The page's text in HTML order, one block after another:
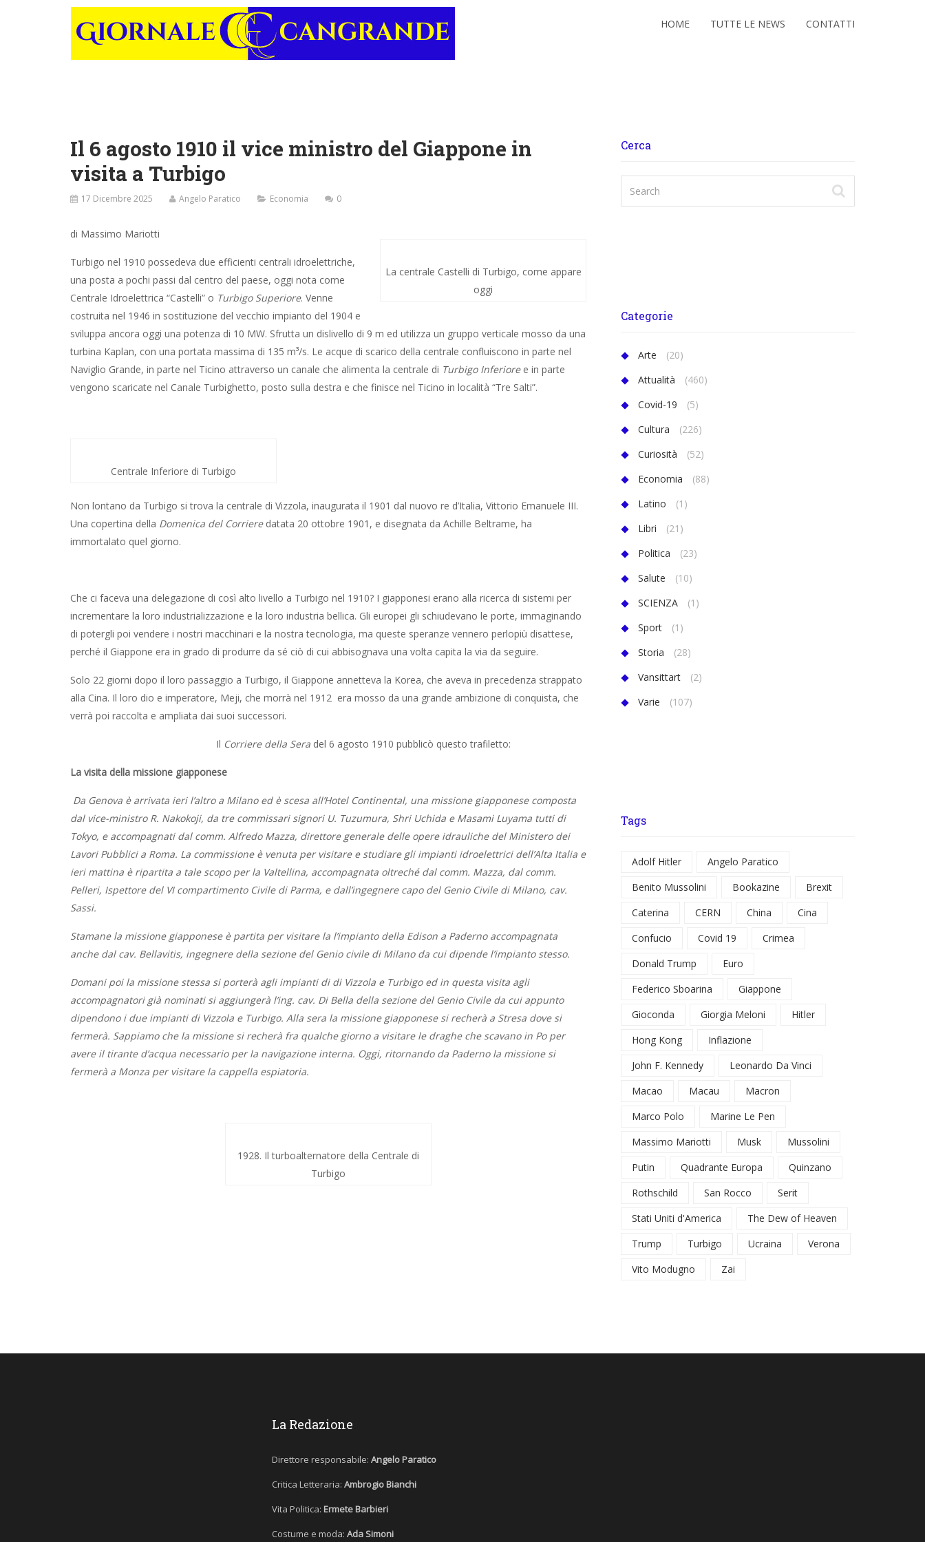
HOME TUTTE LE NEWS CONTATTI
Il 6 agosto 1910 il vice ministro del Giappone in
visita a Turbigo
17 Dicembre 2025 Angelo Paratico Economia 0
La centrale Castelli di Turbigo, come appare
oggi
di Massimo Mariotti
Turbigo nel 1910 possedeva due efficienti centrali idroelettriche,
una posta a pochi passi dal centro del paese, oggi nota come
Centrale Idroelettrica “Castelli” o Turbigo Superiore. Venne
costruita nel 1946 in sostituzione del vecchio impianto del 1904 e
sviluppa ancora oggi una potenza di 10 MW. Sfrutta un dislivello di 9 m ed utilizza un gruppo verticale mosso da una
turbina Kaplan, con una portata massima di 135 m³/s. Le acque di scarico della centrale confluiscono in parte nel
Naviglio Grande, in parte nel Ticino attraverso un canale che alimenta la centrale di Turbigo Inferioree in parte
vengono scaricate nel Canale Turbighetto, posto sulla destra e che finisce nel Ticino in località “Tre Salti”.
Centrale Inferiore di Turbigo
Non lontano da Turbigo si trova la centrale di Vizzola, inaugurata il 1901 dal nuovo re d’Italia, Vittorio Emanuele III.
Una copertina della Domenica del Corriere datata 20 ottobre 1901, e disegnata da Achille Beltrame, ha
immortalato quel giorno.
Che ci faceva una delegazione di così alto livello a Turbigo nel 1910? I giapponesi erano alla ricerca di sistemi per
incrementare la loro industrializzazione e la loro industria bellica. Gli europei gli schiudevano le porte, immaginando
di potergli poi vendere i nostri macchinari e la nostra tecnologia, ma queste speranze vennero perlopiù disattese,
perché il Giappone era in grado di produrre da sé ciò di cui abbisognava una volta capita la via da seguire.
Solo 22 giorni dopo il loro passaggio a Turbigo, il Giappone annetteva la Korea, che aveva in precedenza strappato
alla Cina. Il loro dio e imperatore, Meji, che morrà nel 1912 era mosso da una grande ambizione di conquista, che
verrà poi raccolta e ampliata dai suoi successori.
Il Corriere della Sera del 6 agosto 1910 pubblicò questo trafiletto:
La visita della missione giapponese
Da Genova è arrivata ieri l’altro a Milano ed è scesa all’Hotel Continental, una missione giapponese composta
dal vice-ministro R. Nakokoji, da tre commissari signori U. Tuzumura, Shri Uchida e Masami Luyama tutti di
Tokyo, e accompagnati dal comm. Alfredo Mazza, direttore generale delle opere idrauliche del Ministero dei
Lavori Pubblici a Roma. La commissione è venuta per visitare e studiare gli impianti idroelettrici dell’Alta Italia e
ieri mattina è ripartita a tale scopo per la Valtellina, accompagnata oltreché dal comm. Mazza, dal comm.
Pelleri, Ispettore del VI compartimento Civile di Parma, e dall’ingegnere capo del Genio Civile di Milano, cav.
Sassi.
Stamane la missione giapponese è partita per visitare la l’impianto della Edison a Paderno accompagnata
anche dal cav. Bellavitis, ingegnere della sezione del Genio civile di Milano da cui dipende l’impianto stesso.
Domani poi la missione stessa si porterà agli impianti di di Vizzola e Turbigo ed in questa visita agli
accompagnatori già nominati si aggiungerà l’ing. cav. Di Bella della sezione del Genio Civile da cui appunto
dipendono i due impianti di Vizzola e Turbigo. Alla sera la missione giapponese si recherà a Stresa dove si
fermerà. Sappiamo che la missione si recherà fra qualche giorno a visitare le draghe che scavano in Po per
avere il tirante d’acqua necessario per la navigazione interna. Oggi, ritornando da Paderno la missione si
fermerà a Monza per visitare la cappella espiatoria.
1928. Il turboalternatore della Centrale di
Turbigo
Cerca
Categorie
Arte
(20)
Attualità
(460)
Covid-19
(5)
Cultura
(226)
Curiosità
(52)
Economia
(88)
Latino
(1)
Libri
(21)
Politica
(23)
Salute
(10)
SCIENZA
(1)
Sport
(1)
Storia
(28)
Vansittart
(2)
Varie
(107)
Tags
Adolf Hitler
Angelo Paratico
Benito Mussolini
Bookazine
Brexit
Caterina
CERN China
Cina
Confucio
Covid 19
Crimea
Donald Trump
Euro
Federico Sboarina
Giappone
Gioconda
Giorgia Meloni
Hitler
Hong Kong
Inflazione
John F. Kennedy
Leonardo Da Vinci
Macao
Macau
Macron
Marco Polo
Marine Le Pen
Massimo Mariotti
Musk
Mussolini
Putin
Quadrante Europa
Quinzano
Rothschild
San Rocco
Serit
Stati Uniti d'America
The Dew of Heaven
Trump
Turbigo Ucraina
Verona
Vito Modugno
Zai
La Redazione
Direttore responsabile: Angelo Paratico
Critica Letteraria: Ambrogio Bianchi
Vita Politica: Ermete Barbieri
Costume e moda: Ada Simoni